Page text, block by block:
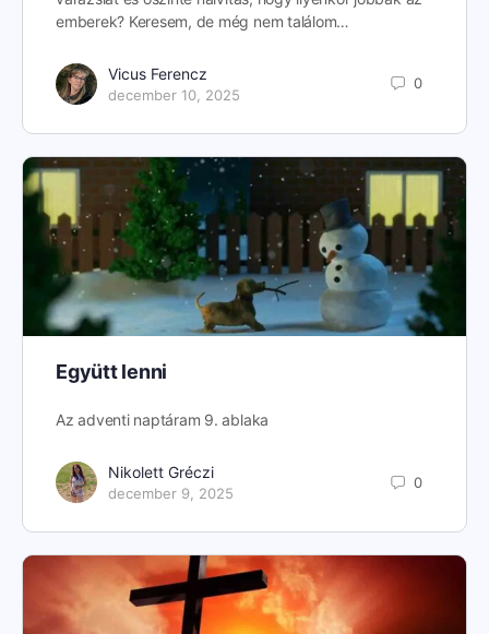
emberek? Keresem, de még nem találom…
Vicus Ferencz
december 10, 2025
0
Együtt lenni
Az adventi naptáram 9. ablaka
Nikolett Gréczi
december 9, 2025
0